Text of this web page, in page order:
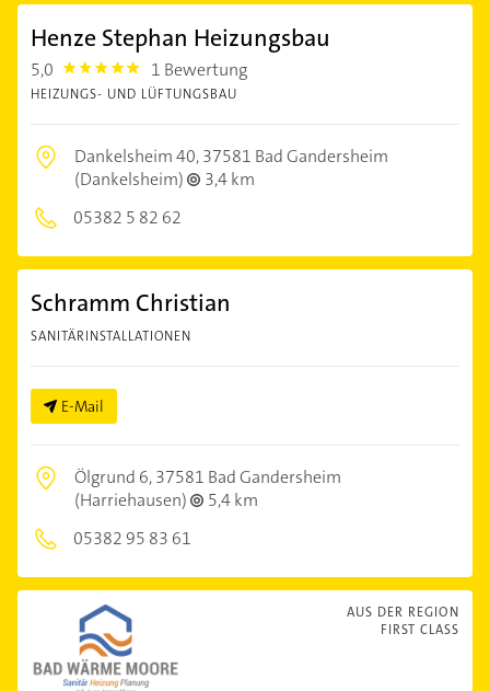
Henze Stephan Heizungsbau
5,0 5.0 1 Bewertung
HEIZUNGS- UND LÜFTUNGSBAU
Dankelsheim 40,37581 Bad Gandersheim
(Dankelsheim)
3,4 km
05382 5 82 62
Schramm Christian
SANITÄRINSTALLATIONEN
E-Mail
Ölgrund 6,37581 Bad Gandersheim
(Harriehausen)
5,4 km
05382 95 83 61
AUS DER REGION
FIRST CLASS